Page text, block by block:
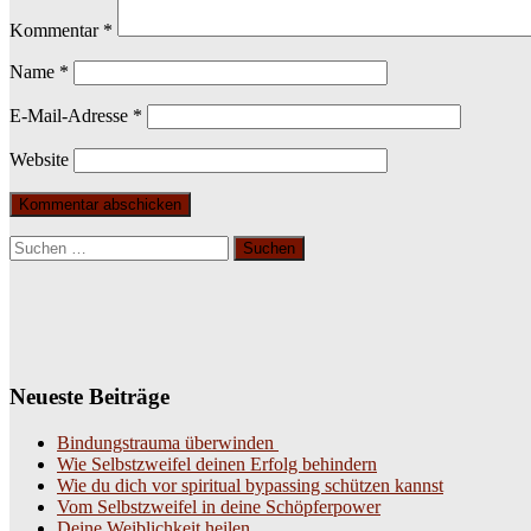
Kommentar *
Name *
E-Mail-Adresse *
Website
Suchen
nach:
Neueste Beiträge
Bindungstrauma überwinden
Wie Selbstzweifel deinen Erfolg behindern
Wie du dich vor spiritual bypassing schützen kannst
Vom Selbstzweifel in deine Schöpferpower